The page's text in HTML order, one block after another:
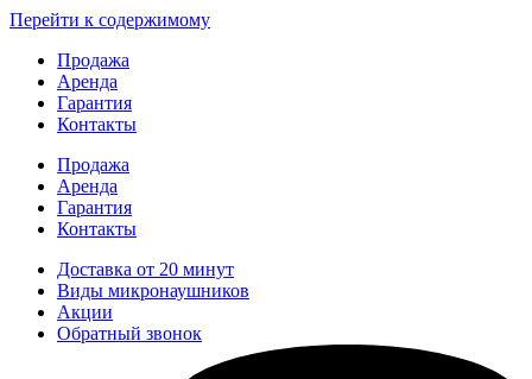
Перейти к содержимому
Продажа
Аренда
Гарантия
Контакты
Продажа
Аренда
Гарантия
Контакты
Доставка от 20 минут
Виды микронаушников
Акции
Обратный звонок